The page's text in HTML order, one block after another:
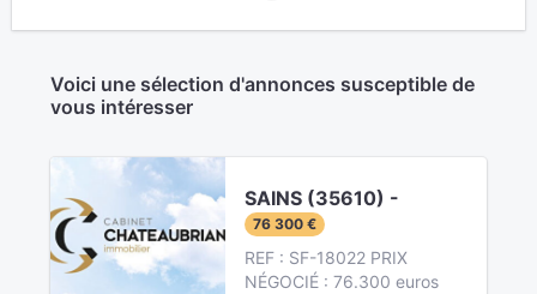
Voici une sélection d'annonces susceptible de
vous intéresser
SAINS (35610) -
76 300 €
REF : SF-18022 PRIX
NÉGOCIÉ : 76.300 euros